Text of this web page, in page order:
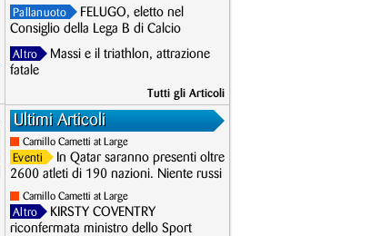
Pallanuoto
FELUGO, eletto nel
Consiglio della Lega B di Calcio
Altro
Massi e il triathlon, attrazione
fatale
Tutti gli Articoli
Ultimi Articoli
Camillo Cametti at Large
Eventi
In Qatar saranno presenti oltre
2600 atleti di 190 nazioni. Niente russi
Camillo Cametti at Large
Altro
KIRSTY COVENTRY
riconfermata ministro dello Sport